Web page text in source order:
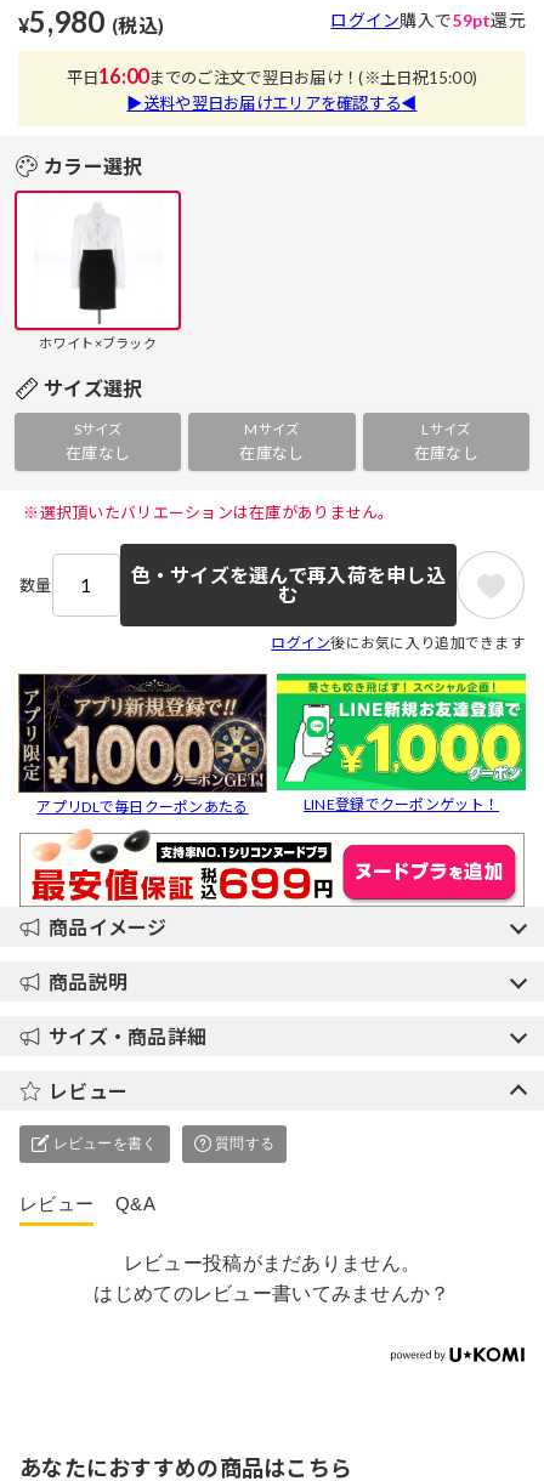
¥5,980 (税込) ログイン購入で59pt還元
平日16:00までのご注文で翌日お届け！(※土日祝15:00)
▶送料や翌日お届けエリアを確認する◀
カラー選択
ホワイト×ブラック
サイズ選択
Sサイズ
在庫なし
Mサイズ
在庫なし
Lサイズ
在庫なし
※選択頂いたバリエーションは在庫がありません。
数量
色・サイズを選んで再入荷を申し込
む
ログイン後にお気に入り追加できます
アプリDLで毎日クーポンあたる LINE登録でクーポンゲット！
商品イメージ
商品説明
サイズ・商品詳細
レビュー
レビューを書く 質問する
レビュー Q&A
レビュー投稿がまだありません。
はじめてのレビュー書いてみませんか？
あなたにおすすめの商品はこちら